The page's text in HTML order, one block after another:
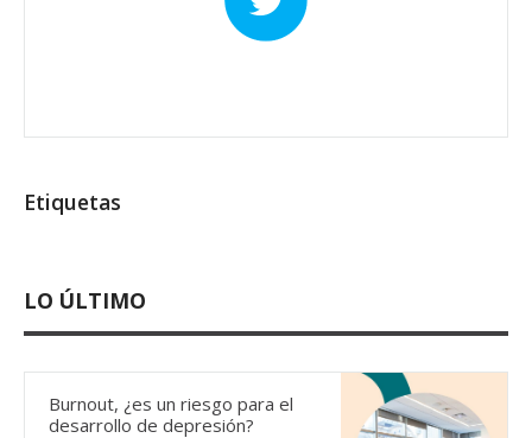
Etiquetas
LO ÚLTIMO
Burnout, ¿es un riesgo para el
desarrollo de depresión?